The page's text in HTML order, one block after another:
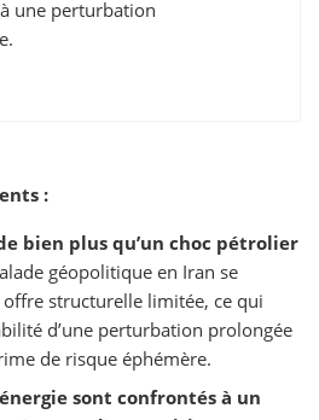
une perturbation
:
bien plus qu’un choc pétrolier
géopolitique en Iran se
offre structurelle limitée, ce qui
d’une perturbation prolongée
de risque éphémère.
sont confrontés à un